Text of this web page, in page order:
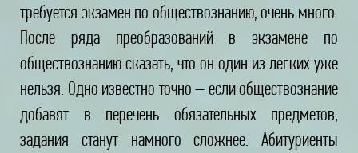
требуется экзамен по обществознанию, очень много.
После ряда преобразований в экзамене по
обществознанию сказать, что он один из легких уже
нельзя. Одно известно точно – если обществознание
добавят в перечень обязательных предметов,
задания станут намного сложнее. Абитуриенты